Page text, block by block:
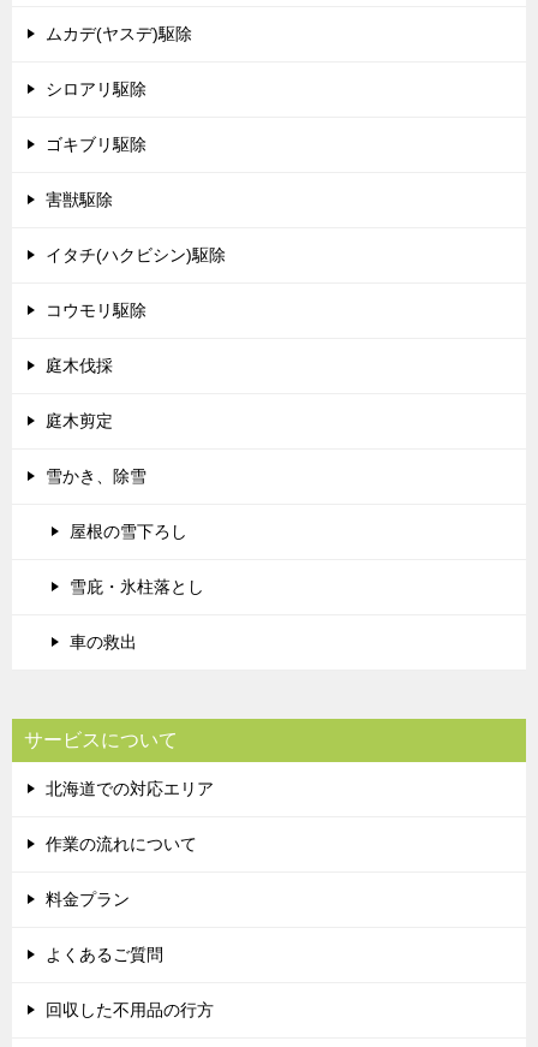
ムカデ(ヤスデ)駆除
シロアリ駆除
ゴキブリ駆除
害獣駆除
イタチ(ハクビシン)駆除
コウモリ駆除
庭木伐採
庭木剪定
雪かき、除雪
屋根の雪下ろし
雪庇・氷柱落とし
車の救出
サービスについて
北海道での対応エリア
作業の流れについて
料金プラン
よくあるご質問
回収した不用品の行方